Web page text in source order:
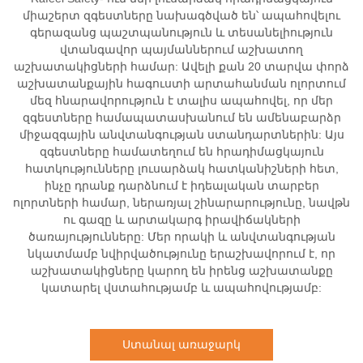
միաշերտ զգեստները նախագծված են՝ ապահովելու
գերազանց պաշտպանություն և տեսանելիություն
վտանգավոր պայմաններում աշխատող
աշխատակիցների համար: Ավելի քան 20 տարվա փորձ
աշխատանքային հագուստի արտահանման ոլորտում
մեզ հնարավորություն է տալիս ապահովել, որ մեր
զգեստները համապատասխանում են ամենաբարձր
միջազգային անվտանգության ստանդարտներին: Այս
զգեստները համատեղում են հրադիմացկայուն
հատկությունները լուսարձակ հատկանիշների հետ,
ինչը դրանք դարձնում է իդեալական տարբեր
ոլորտների համար, ներառյալ շինարարությունը, նավթն
ու գազը և արտակարգ իրավիճակների
ծառայությունները: Մեր որակի և անվտանգության
նկատմամբ նվիրվածությունը երաշխավորում է, որ
աշխատակիցները կարող են իրենց աշխատանքը
կատարել վստահությամբ և ապահովությամբ:
Ստանալ առաջարկ